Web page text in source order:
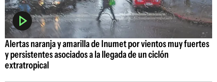
Alertas naranja y amarilla de Inumet por vientos muy fuertes
y persistentes asociados a la llegada de un ciclón
extratropical